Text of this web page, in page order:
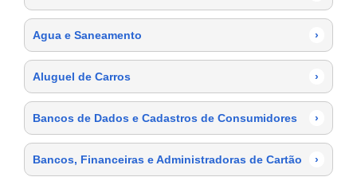
Agua e Saneamento ›
Aluguel de Carros ›
Bancos de Dados e Cadastros de Consumidores ›
Bancos, Financeiras e Administradoras de Cartão ›